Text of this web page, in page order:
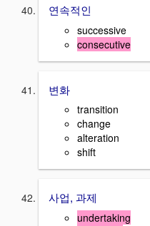
연속적인
successive
consecutive
변화
transition
change
alteration
shift
사업, 과제
undertaking